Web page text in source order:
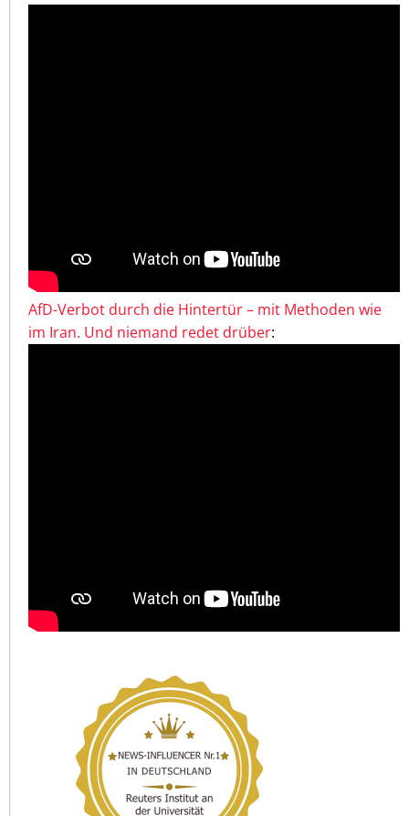
AfD-Verbot durch die Hintertür – mit Methoden wie
im Iran. Und niemand redet drüber: